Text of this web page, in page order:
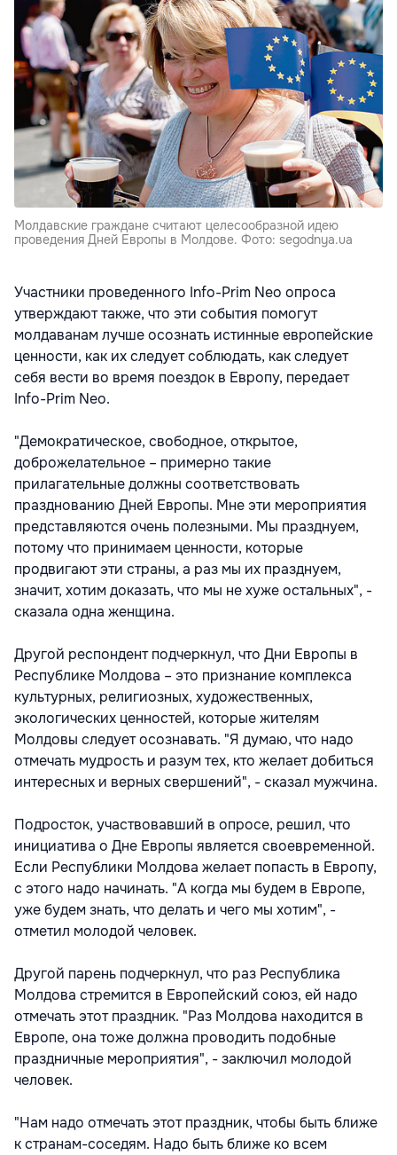
Молдавские граждане считают целесообразной идею
проведения Дней Европы в Молдовe. Фото: segodnya.ua
Участники проведенного Info-Prim Neo опроса
утверждают также, что эти события помогут
молдаванам лучше осознать истинные европейские
ценности, как их следует соблюдать, как следует
себя вести во время поездок в Европу, передает
Info-Prim Neo.
"Демократическое, свободное, открытое,
доброжелательное – примерно такие
прилагательные должны соответствовать
празднованию Дней Европы. Мне эти мероприятия
представляются очень полезными. Мы празднуем,
потому что принимаем ценности, которые
продвигают эти страны, а раз мы их празднуем,
значит, хотим доказать, что мы не хуже остальных", -
сказала одна женщина.
Другой респондент подчеркнул, что Дни Европы в
Республике Молдова – это признание комплекса
культурных, религиозных, художественных,
экологических ценностей, которые жителям
Молдовы следует осознавать. "Я думаю, что надо
отмечать мудрость и разум тех, кто желает добиться
интересных и верных свершений", - сказал мужчина.
Подросток, участвовавший в опросе, решил, что
инициатива о Дне Европы является своевременной.
Если Республики Молдова желает попасть в Европу,
с этого надо начинать. "А когда мы будем в Европе,
уже будем знать, что делать и чего мы хотим", -
отметил молодой человек.
Другой парень подчеркнул, что раз Республика
Молдова стремится в Европейский союз, ей надо
отмечать этот праздник. "Раз Молдова находится в
Европе, она тоже должна проводить подобные
праздничные мероприятия", - заключил молодой
человек.
"Нам надо отмечать этот праздник, чтобы быть ближе
к странам-соседям. Надо быть ближе ко всем